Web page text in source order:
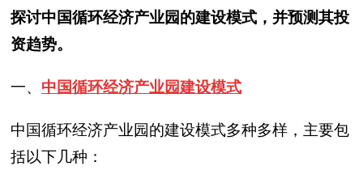
探讨中国循环经济产业园的建设模式，并预测其投
资趋势。
一、 中国循环经济产业园建设模式
中国循环经济产业园的建设模式多种多样，主要包
括以下几种：